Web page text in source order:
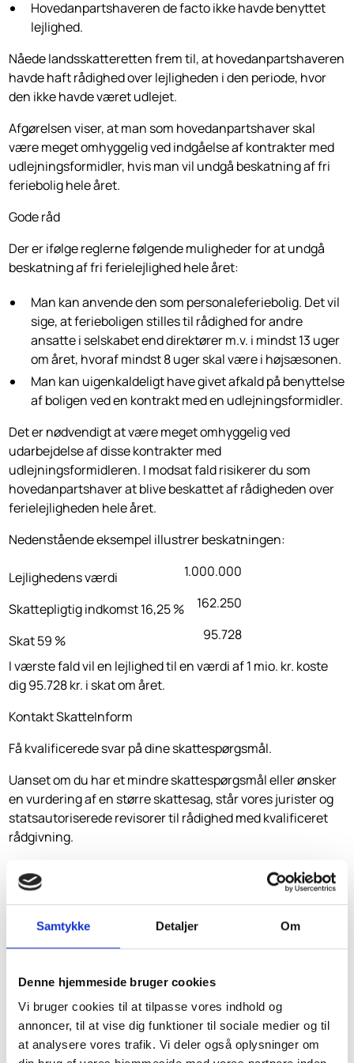
Samtykke Detaljer Om
Denne hjemmeside bruger cookies
Vi bruger cookies til at tilpasse vores indhold og
annoncer, til at vise dig funktioner til sociale medier og til
at analysere vores trafik. Vi deler også oplysninger om
Hovedanpartshaveren de facto ikke havde benyttet
lejlighed.
Nåede landsskatteretten frem til, at hovedanpartshaveren
havde haft rådighed over lejligheden i den periode, hvor
den ikke havde været udlejet.
Afgørelsen viser, at man som hovedanpartshaver skal
være meget omhyggelig ved indgåelse af kontrakter med
udlejningsformidler, hvis man vil undgå beskatning af fri
feriebolig hele året.
Gode råd
Der er ifølge reglerne følgende muligheder for at undgå
beskatning af fri ferielejlighed hele året:
Man kan anvende den som personaleferiebolig. Det vil
sige, at ferieboligen stilles til rådighed for andre
ansatte i selskabet end direktører m.v. i mindst 13 uger
om året, hvoraf mindst 8 uger skal være i højsæsonen.
Man kan uigenkaldeligt have givet afkald på benyttelse
af boligen ved en kontrakt med en udlejningsformidler.
Det er nødvendigt at være meget omhyggelig ved
udarbejdelse af disse kontrakter med
udlejningsformidleren. I modsat fald risikerer du som
hovedanpartshaver at blive beskattet af rådigheden over
ferielejligheden hele året.
Nedenstående eksempel illustrer beskatningen:
Lejlighedens værdi 1.000.000
Skattepligtig indkomst 16,25 % 162.250
Skat 59 %
95.728
I værste fald vil en lejlighed til en værdi af 1 mio. kr. koste
dig 95.728 kr. i skat om året.
Kontakt SkatteInform
Få kvalificerede svar på dine skattespørgsmål.
Uanset om du har et mindre skattespørgsmål eller ønsker
en vurdering af en større skattesag, står vores jurister og
statsautoriserede revisorer til rådighed med kvalificeret
rådgivning.
Send en e-mail påinfo@skatteinform.dk
eller besøg os på
www.skatteinform.dk
Vester Voldgade 9, 2. th.
1552 København V